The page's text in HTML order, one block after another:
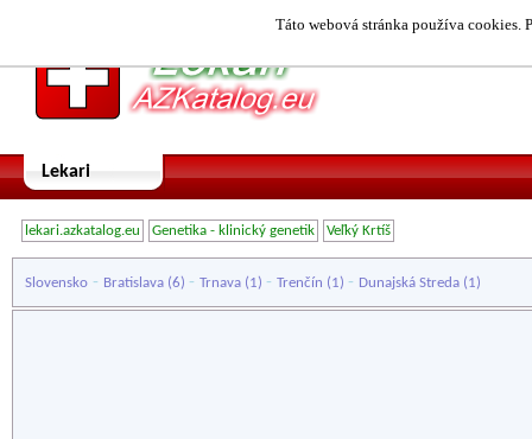
Táto webová stránka používa cookies.
Lekari
lekari.azkatalog.eu Genetika - klinický genetik Veľký Krtíš
Slovensko - Bratislava (6) - Trnava (1) - Trenčín (1) - Dunajská Streda (1)